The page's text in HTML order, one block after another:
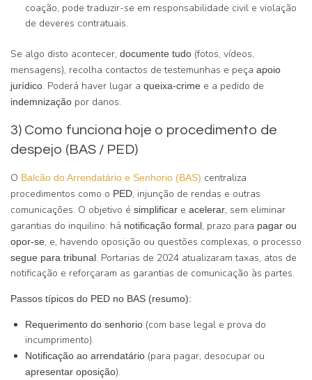
coação, pode traduzir-se em responsabilidade civil e violação
de deveres contratuais.
Se algo disto acontecer, documente tudo (fotos, vídeos,
mensagens), recolha contactos de testemunhas e peça apoio
jurídico. Poderá haver lugar a queixa-crime e a pedido de
indemnização por danos.
3) Como funciona hoje o procedimento de
despejo (BAS / PED)
O Balcão do Arrendatário e Senhorio (BAS) centraliza
procedimentos como o PED, injunção de rendas e outras
comunicações. O objetivo é simplificar e acelerar, sem eliminar
garantias do inquilino: há notificação formal, prazo para pagar ou
opor-se, e, havendo oposição ou questões complexas, o processo
segue para tribunal. Portarias de 2024 atualizaram taxas, atos de
notificação e reforçaram as garantias de comunicação às partes.
Passos típicos do PED no BAS (resumo):
Requerimento do senhorio (com base legal e prova do
incumprimento).
Notificação ao arrendatário (para pagar, desocupar ou
apresentar oposição).